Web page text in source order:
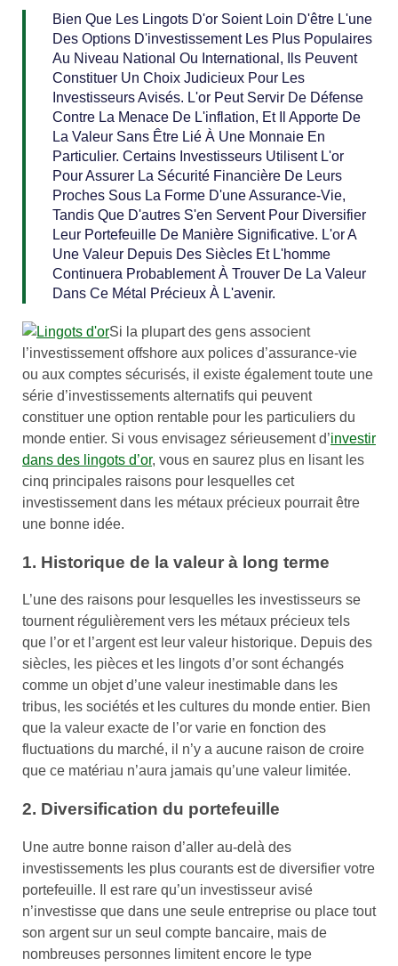
Bien Que Les Lingots D'or Soient Loin D'être L'une
Des Options D'investissement Les Plus Populaires
Au Niveau National Ou International, Ils Peuvent
Constituer Un Choix Judicieux Pour Les
Investisseurs Avisés. L'or Peut Servir De Défense
Contre La Menace De L'inflation, Et Il Apporte De
La Valeur Sans Être Lié À Une Monnaie En
Particulier. Certains Investisseurs Utilisent L'or
Pour Assurer La Sécurité Financière De Leurs
Proches Sous La Forme D'une Assurance-Vie,
Tandis Que D'autres S'en Servent Pour Diversifier
Leur Portefeuille De Manière Significative. L'or A
Une Valeur Depuis Des Siècles Et L'homme
Continuera Probablement À Trouver De La Valeur
Dans Ce Métal Précieux À L'avenir.
Si la plupart des gens associent
l’investissement offshore aux polices d’assurance-vie
ou aux comptes sécurisés, il existe également toute une
série d’investissements alternatifs qui peuvent
constituer une option rentable pour les particuliers du
monde entier. Si vous envisagez sérieusement d’investir
dans des lingots d’or, vous en saurez plus en lisant les
cinq principales raisons pour lesquelles cet
investissement dans les métaux précieux pourrait être
une bonne idée.
1. Historique de la valeur à long terme
L’une des raisons pour lesquelles les investisseurs se
tournent régulièrement vers les métaux précieux tels
que l’or et l’argent est leur valeur historique. Depuis des
siècles, les pièces et les lingots d’or sont échangés
comme un objet d’une valeur inestimable dans les
tribus, les sociétés et les cultures du monde entier. Bien
que la valeur exacte de l’or varie en fonction des
fluctuations du marché, il n’y a aucune raison de croire
que ce matériau n’aura jamais qu’une valeur limitée.
2. Diversification du portefeuille
Une autre bonne raison d’aller au-delà des
investissements les plus courants est de diversifier votre
portefeuille. Il est rare qu’un investisseur avisé
n’investisse que dans une seule entreprise ou place tout
son argent sur un seul compte bancaire, mais de
nombreuses personnes limitent encore le type